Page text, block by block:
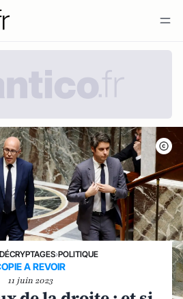
DÉCRYPTAGES›POLITIQUE
A REVOIR
11 juin 2023